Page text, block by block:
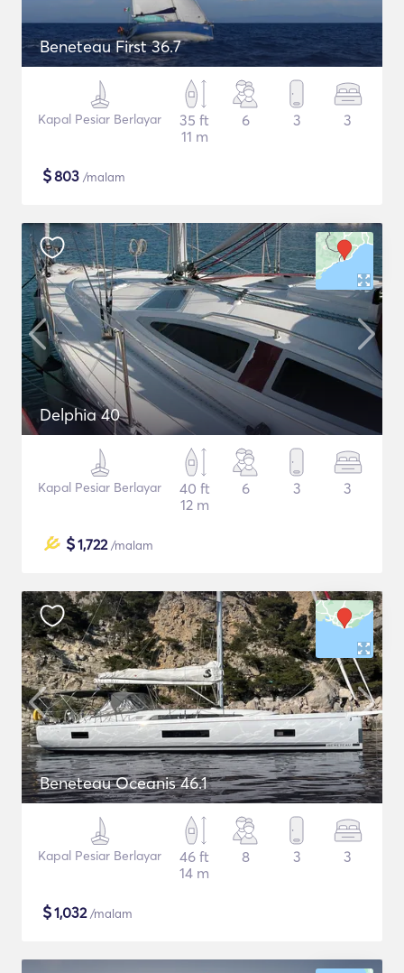
Beneteau First 36.7
Kapal Pesiar Berlayar
35 ft
11 m
6 3 3
$803 /malam
Delphia 40
Kapal Pesiar Berlayar
40 ft
12 m
6 3 3
$1,722/malam
Beneteau Oceanis 46.1
Kapal Pesiar Berlayar
46 ft
14 m
8 3 3
$1,032/malam